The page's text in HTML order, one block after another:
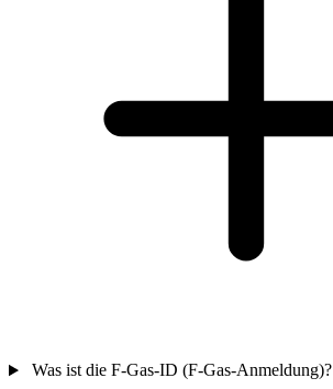
Was ist die F-Gas-ID (F-Gas-Anmeldung)?